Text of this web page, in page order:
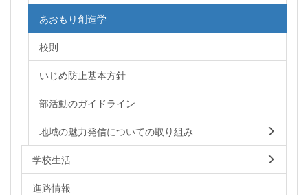
あおもり創造学
校則
いじめ防止基本方針
部活動のガイドライン
地域の魅力発信についての取り組み
学校生活
進路情報